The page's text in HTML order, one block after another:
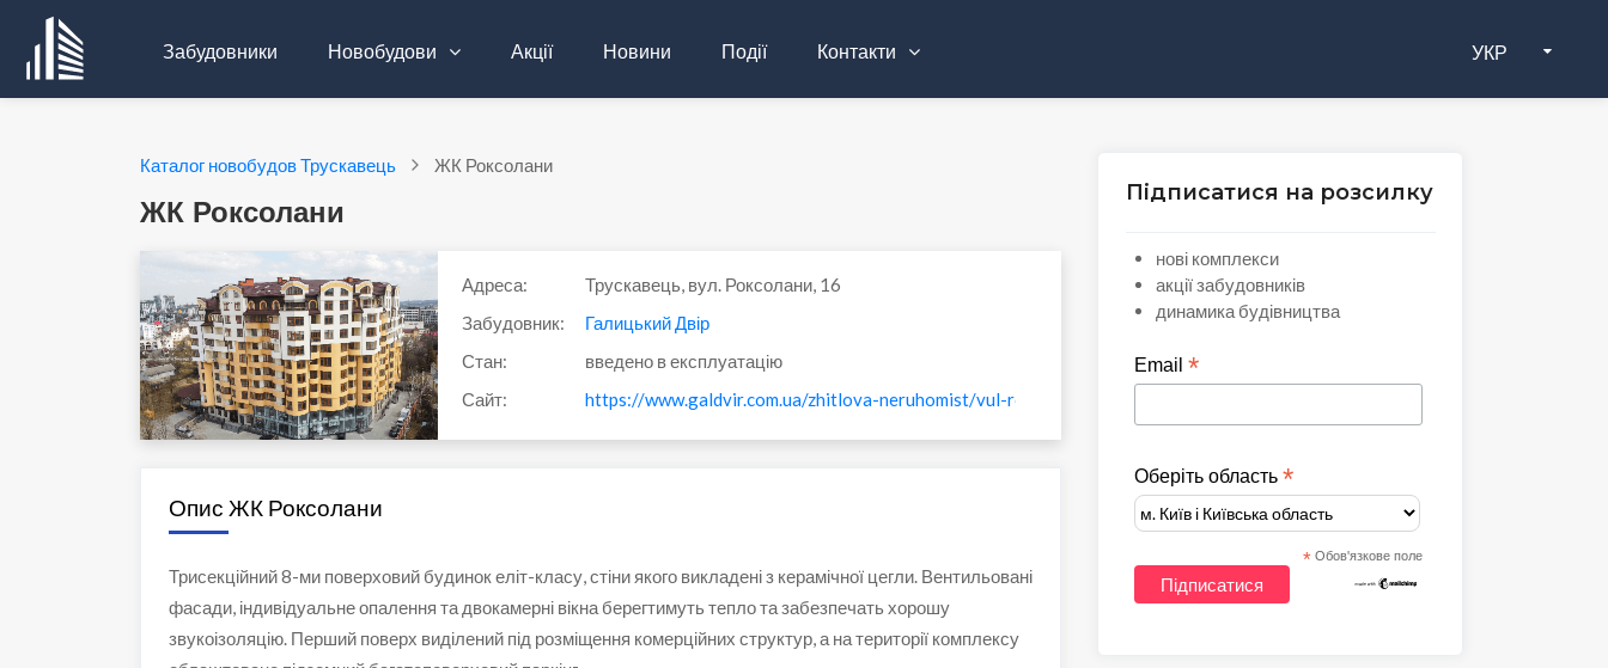
Забудовники Новобудови Акції Новини Події Контакти УКР
Каталог новобудов Трускавець ЖК Роксолани
ЖК Роксолани
Адреса:
Трускавець, вул. Роксолани, 16
Забудовник:
Галицький Двір
Стан:
введено в експлуатацію
Сайт:
https://www.galdvir.com.ua/zhitlova-neruhomist/vul-roksolany-16/
Опис ЖК Роксолани
Трисекційний 8-ми поверховий будинок еліт-класу, стіни якого викладені з керамічної цегли. Вентильовані
фасади, індивідуальне опалення та двокамерні вікна берегтимуть тепло та забезпечать хорошу
звукоізоляцію. Перший поверх виділений під розміщення комерційних структур, а на території комплексу
Підписатися на розсилку
нові комплекси
акції забудовників
динамика будівництва
Email*
Оберіть область*
* Обов'язкове поле